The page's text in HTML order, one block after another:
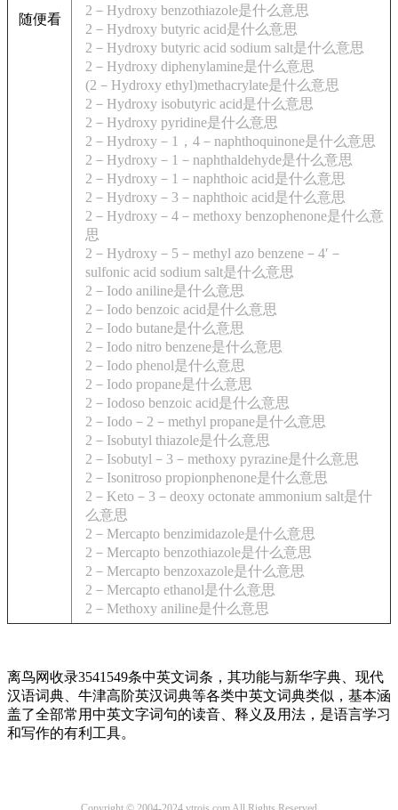
随便看
2－Hydroxy benzothiazole是什么意思
2－Hydroxy butyric acid是什么意思
2－Hydroxy butyric acid sodium salt是什么意思
2－Hydroxy diphenylamine是什么意思
(2－Hydroxy ethyl)methacrylate是什么意思
2－Hydroxy isobutyric acid是什么意思
2－Hydroxy pyridine是什么意思
2－Hydroxy－1，4－naphthoquinone是什么意思
2－Hydroxy－1－naphthaldehyde是什么意思
2－Hydroxy－1－naphthoic acid是什么意思
2－Hydroxy－3－naphthoic acid是什么意思
2－Hydroxy－4－methoxy benzophenone是什么意
思
2－Hydroxy－5－methyl azo benzene－4′－
sulfonic acid sodium salt是什么意思
2－Iodo aniline是什么意思
2－Iodo benzoic acid是什么意思
2－Iodo butane是什么意思
2－Iodo nitro benzene是什么意思
2－Iodo phenol是什么意思
2－Iodo propane是什么意思
2－Iodoso benzoic acid是什么意思
2－Iodo－2－methyl propane是什么意思
2－Isobutyl thiazole是什么意思
2－Isobutyl－3－methoxy pyrazine是什么意思
2－Isonitroso propionphenone是什么意思
2－Keto－3－deoxy octonate ammonium salt是什
么意思
2－Mercapto benzimidazole是什么意思
2－Mercapto benzothiazole是什么意思
2－Mercapto benzoxazole是什么意思
2－Mercapto ethanol是什么意思
2－Methoxy aniline是什么意思
离鸟网收录3541549条中英文词条，其功能与新华字典、现代
汉语词典、牛津高阶英汉词典等各类中英文词典类似，基本涵
盖了全部常用中英文字词句的读音、释义及用法，是语言学习
和写作的有利工具。